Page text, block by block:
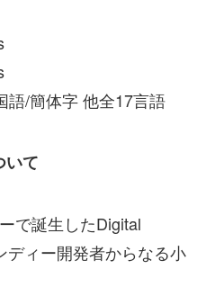
語/簡体字 他全17言語
て
で誕生したDigital
ディー開発者からなる小